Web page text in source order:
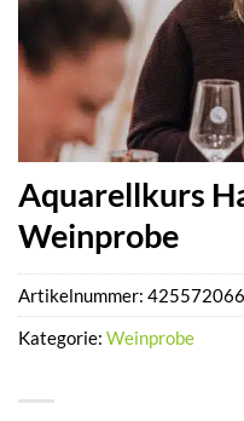
Aquarellkurs
Weinprobe
Artikelnummer:
Kategorie: Weinprobe